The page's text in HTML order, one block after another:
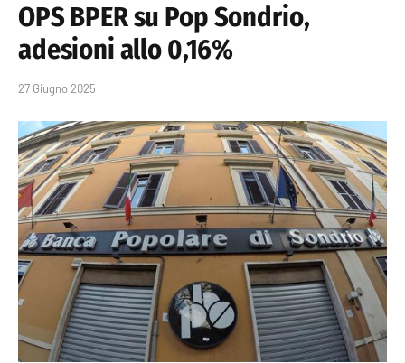
OPS BPER su Pop Sondrio,
adesioni allo 0,16%
27 Giugno 2025